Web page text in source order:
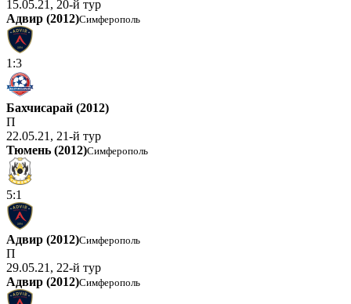
15.05.21, 20-й тур
Адвир (2012)Симферополь
1:3
Бахчисарай (2012)
П
22.05.21, 21-й тур
Тюмень (2012)Симферополь
5:1
Адвир (2012)Симферополь
П
29.05.21, 22-й тур
Адвир (2012)Симферополь